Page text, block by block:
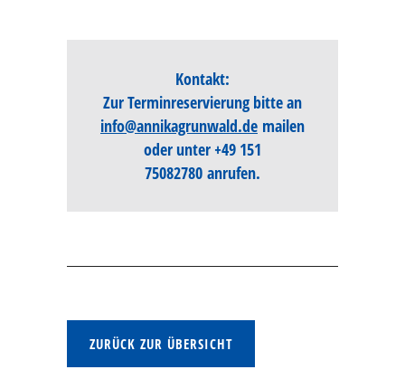
Kontakt:
Zur Terminreservierung bitte an
info@annikagrunwald.de mailen
oder unter +49 151
75082780 anrufen.
ZURÜCK ZUR ÜBERSICHT